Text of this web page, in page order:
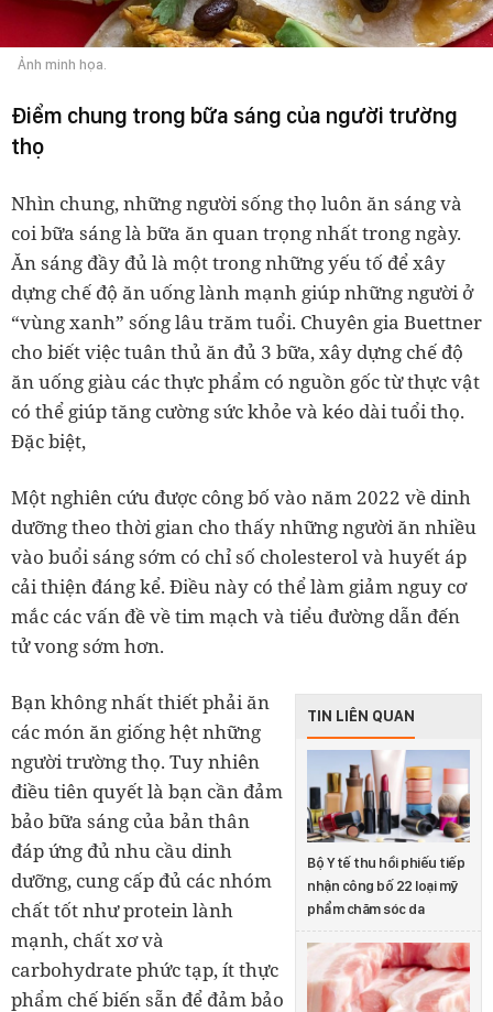
Ảnh minh họa.
Điểm chung trong bữa sáng của người trường
thọ
Nhìn chung, những người sống thọ luôn ăn sáng và
coi bữa sáng là bữa ăn quan trọng nhất trong ngày.
Ăn sáng đầy đủ là một trong những yếu tố để xây
dựng chế độ ăn uống lành mạnh giúp những người ở
“vùng xanh” sống lâu trăm tuổi. Chuyên gia Buettner
cho biết việc tuân thủ ăn đủ 3 bữa, xây dựng chế độ
ăn uống giàu các thực phẩm có nguồn gốc từ thực vật
có thể giúp tăng cường sức khỏe và kéo dài tuổi thọ.
Đặc biệt,
Một nghiên cứu được công bố vào năm 2022 về dinh
dưỡng theo thời gian cho thấy những người ăn nhiều
vào buổi sáng sớm có chỉ số cholesterol và huyết áp
cải thiện đáng kể. Điều này có thể làm giảm nguy cơ
mắc các vấn đề về tim mạch và tiểu đường dẫn đến
tử vong sớm hơn.
TIN LIÊN QUAN
Bộ Y tế thu hồi phiếu tiếp
nhận công bố 22 loại mỹ
phẩm chăm sóc da
Bạn không nhất thiết phải ăn
các món ăn giống hệt những
người trường thọ. Tuy nhiên
điều tiên quyết là bạn cần đảm
bảo bữa sáng của bản thân
đáp ứng đủ nhu cầu dinh
dưỡng, cung cấp đủ các nhóm
chất tốt như protein lành
mạnh, chất xơ và
carbohydrate phức tạp, ít thực
phẩm chế biến sẵn để đảm bảo